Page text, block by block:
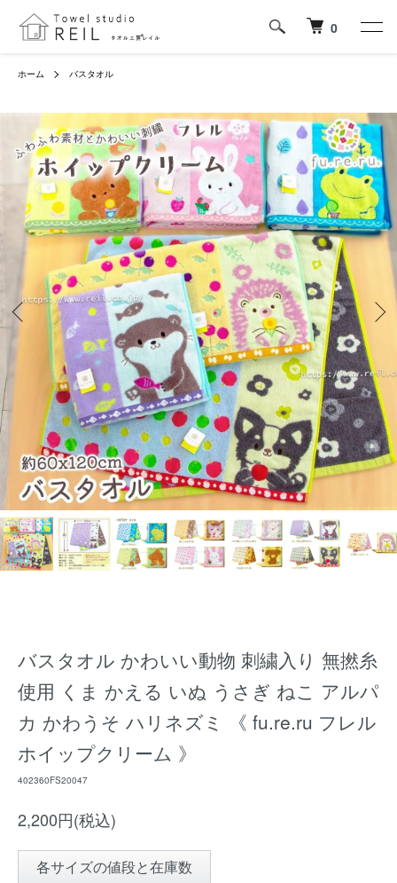
0
ホーム バスタオル
バスタオル かわいい動物 刺繍入り 無撚糸
使用 くま かえる いぬ うさぎ ねこ アルパ
カ かわうそ ハリネズミ 《 fu.re.ru フレル
ホイップクリーム 》
402360FS20047
2,200円(税込)
各サイズの値段と在庫数